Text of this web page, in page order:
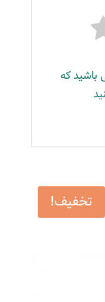
باشید که
تخفیف!